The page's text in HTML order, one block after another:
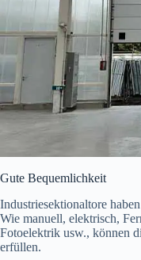
Gute Bequemlichkeit
Industriesektionaltore
Wie manuell, elektrisch,
Fotoelektrik usw., können
erfüllen.